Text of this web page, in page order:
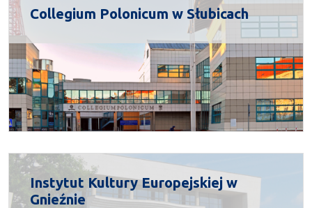
Collegium Polonicum w Słubicach
Instytut Kultury Europejskiej w
Gnieźnie